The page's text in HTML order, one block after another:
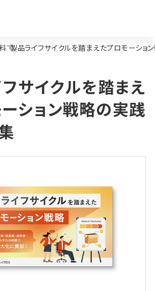
製品ライフサイクルを踏まえたプロモーショ
サイクルを踏まえ
ション戦略の実践